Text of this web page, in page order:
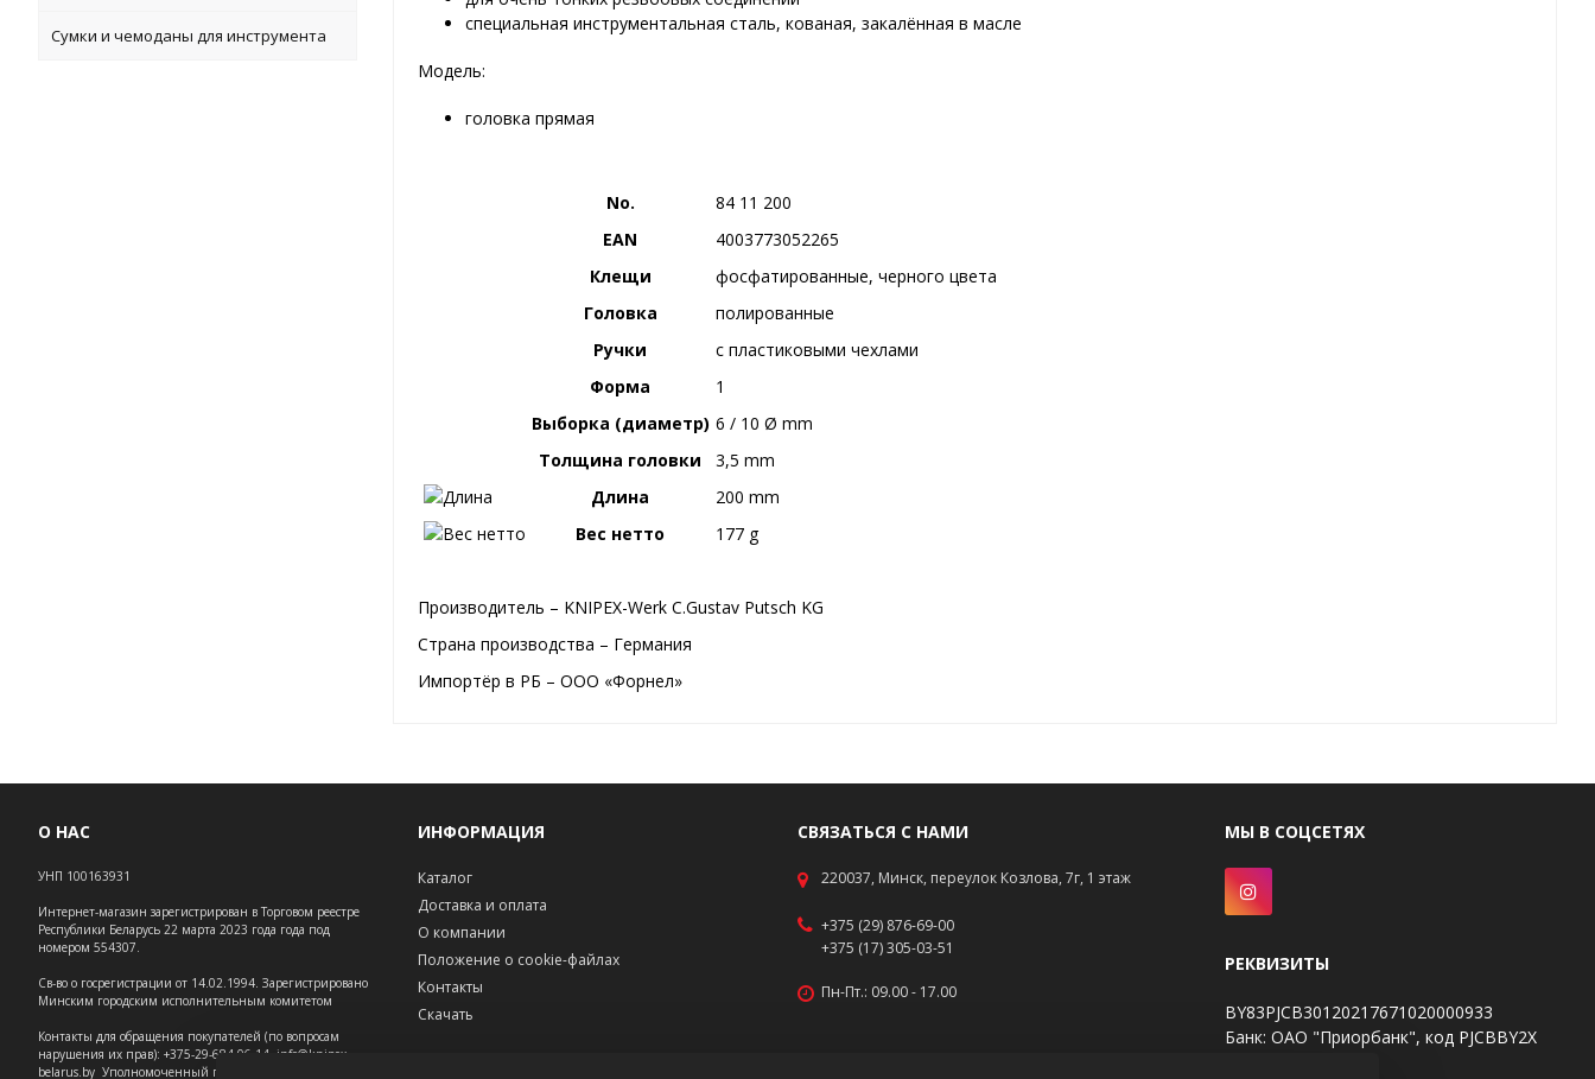
Сумки и чемоданы для инструмента
специальная инструментальная сталь, кованая, закалённая в масле
Модель:
головка прямая
No.
84 11 200
EAN
4003773052265
Клещи
фосфатированные, черного цвета
Головка
полированные
Ручки
с пластиковыми чехлами
Форма
1
Выборка (диаметр) 6 / 10 Ø mm
Толщина головки
3,5 mm
Длина
200 mm
Вес нетто
177 g
Производитель – KNIPEX-Werk C.Gustav Putsch KG
Страна производства – Германия
Импортёр в РБ – ООО «Форнел»
О НАС
УНП 100163931
Интернет-магазин зарегистрирован в Торговом реестре
Республики Беларусь 22 марта 2023 года года под
номером 554307.
Св-во о госрегистрации от 14.02.1994. Зарегистрировано
Минским городским исполнительным комитетом
Контакты для обращения покупателей (по вопросам
нарушения их прав): +375-29-684-06-14, info@knipex-
belarus.by Уполномоченный по защите прав
ИНФОРМАЦИЯ
Каталог
Доставка и оплата
О компании
Положение о cookie-файлах
Контакты
Скачать
СВЯЗАТЬСЯ С НАМИ
220037, Минск, переулок Козлова, 7г, 1 этаж
+375 (29) 876-69-00
+375 (17) 305-03-51
Пн-Пт.: 09.00 - 17.00
МЫ В СОЦСЕТЯХ
РЕКВИЗИТЫ
BY83PJCB30120217671020000933
Банк: ОАО "Приорбанк", код PJCBBY2X